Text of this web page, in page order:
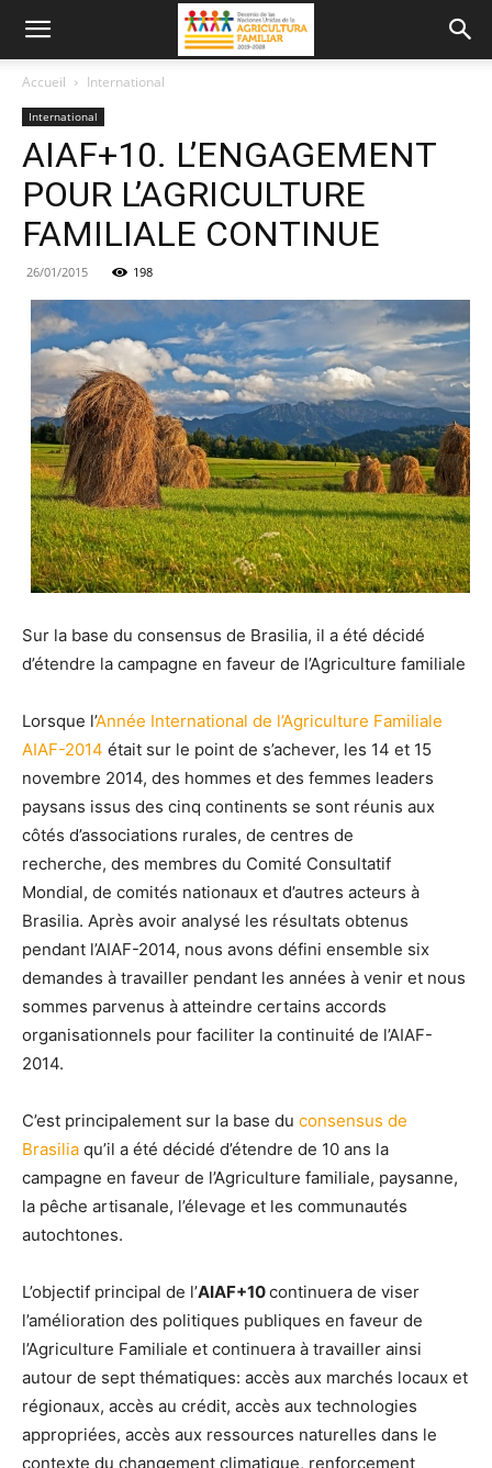
Accueil International
International
AIAF+10. L’ENGAGEMENT
POUR L’AGRICULTURE
FAMILIALE CONTINUE
26/01/2015 198
Sur la base du consensus de Brasilia, il a été décidé
d’étendre la campagne en faveur de l’Agriculture familiale
Lorsque l’Année International de l’Agriculture Familiale
AIAF-2014 était sur le point de s’achever, les 14 et 15
novembre 2014, des hommes et des femmes leaders
paysans issus des cinq continents se sont réunis aux
côtés d’associations rurales, de centres de
recherche, des membres du Comité Consultatif
Mondial, de comités nationaux et d’autres acteurs à
Brasilia. Après avoir analysé les résultats obtenus
pendant l’AIAF-2014, nous avons défini ensemble six
demandes à travailler pendant les années à venir et nous
sommes parvenus à atteindre certains accords
organisationnels pour faciliter la continuité de l’AIAF-
2014.
C’est principalement sur la base du consensus de
Brasilia qu’il a été décidé d’étendre de 10 ans la
campagne en faveur de l’Agriculture familiale, paysanne,
la pêche artisanale, l’élevage et les communautés
autochtones.
L’objectif principal de l’AIAF+10continuera de viser
l’amélioration des politiques publiques en faveur de
l’Agriculture Familiale et continuera à travailler ainsi
autour de sept thématiques: accès aux marchés locaux et
régionaux, accès au crédit, accès aux technologies
appropriées, accès aux ressources naturelles dans le
contexte du changement climatique, renforcement